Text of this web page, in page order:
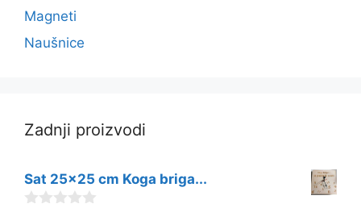
Magneti
Naušnice
Zadnji proizvodi
Sat 25x25 cm Koga briga...